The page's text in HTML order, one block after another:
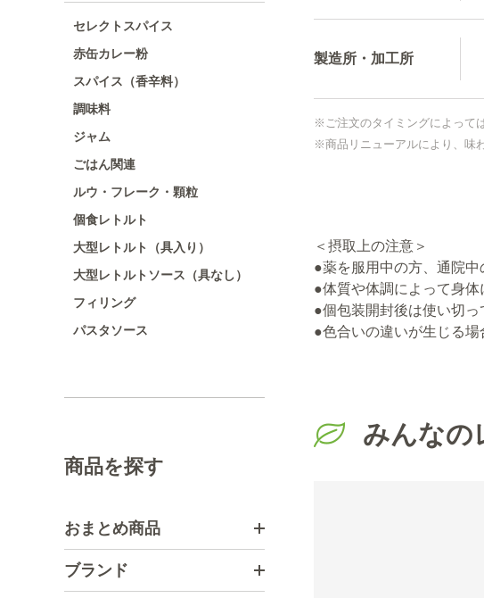
セレクトスパイス
赤缶カレー粉
スパイス（香辛料）
調味料
ジャム
ごはん関連
ルウ・フレーク・顆粒
個食レトルト
大型レトルト（具入り）
大型レトルトソース（具なし）
フィリング
パスタソース
商品を探す
おまとめ商品
ブランド
製造所・加工所
※ご注文のタイミングによって
※商品リニューアルにより、味
＜摂取上の注意＞
●薬を服用中の方、通院中
●体質や体調によって身体
●個包装開封後は使い切っ
●色合いの違いが生じる場
みんなの